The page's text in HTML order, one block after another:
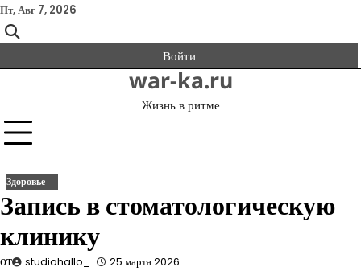
Перейти
к
содержимому
Пт, Авг 7, 2026
Войти
war-ka.ru
Жизнь в ритме
Здоровье
Запись в стоматологическую
клинику
от studiohallo_ 25 марта 2026